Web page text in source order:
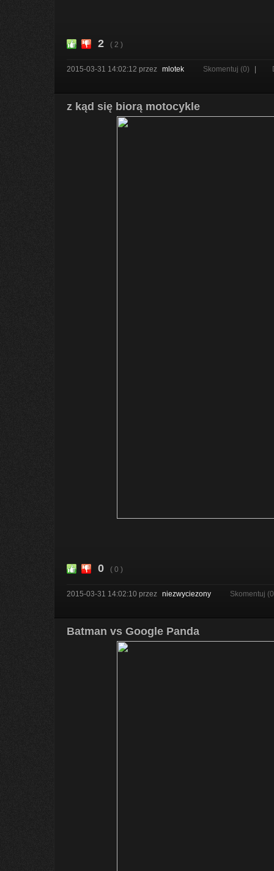
2 ( 2 )
2015-03-31 14:02:12 przez mlotek Skomentuj (0)
z kąd się biorą motocykle
0 ( 0 )
2015-03-31 14:02:10 przez niezwyciezony Skomentuj
Batman vs Google Panda